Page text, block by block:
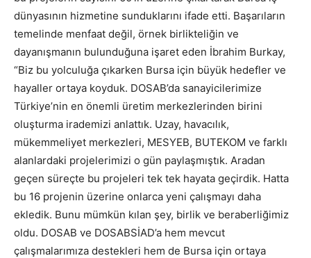
dünyasının hizmetine sunduklarını ifade etti. Başarıların
temelinde menfaat değil, örnek birlikteliğin ve
dayanışmanın bulunduğuna işaret eden İbrahim Burkay,
“Biz bu yolculuğa çıkarken Bursa için büyük hedefler ve
hayaller ortaya koyduk. DOSAB’da sanayicilerimize
Türkiye’nin en önemli üretim merkezlerinden birini
oluşturma irademizi anlattık. Uzay, havacılık,
mükemmeliyet merkezleri, MESYEB, BUTEKOM ve farklı
alanlardaki projelerimizi o gün paylaşmıştık. Aradan
geçen süreçte bu projeleri tek tek hayata geçirdik. Hatta
bu 16 projenin üzerine onlarca yeni çalışmayı daha
ekledik. Bunu mümkün kılan şey, birlik ve beraberliğimiz
oldu. DOSAB ve DOSABSİAD’a hem mevcut
çalışmalarımıza destekleri hem de Bursa için ortaya